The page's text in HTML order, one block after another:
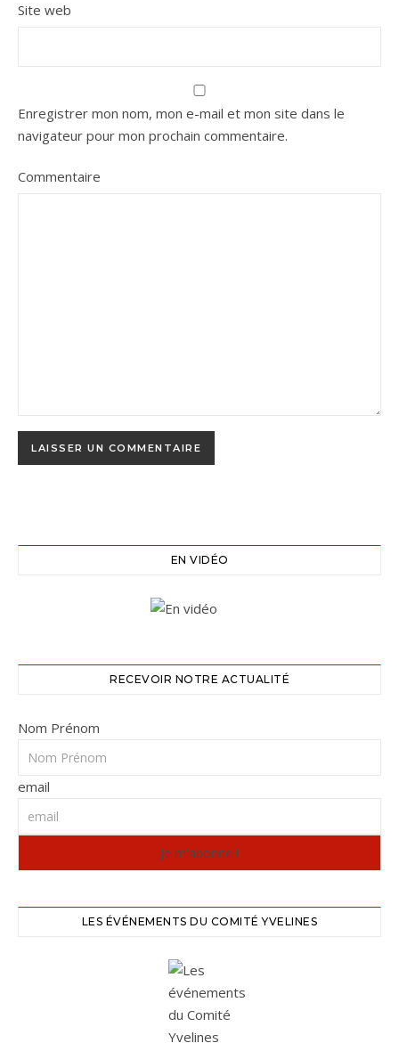
Site web
Enregistrer mon nom, mon e-mail et mon site dans le
navigateur pour mon prochain commentaire.
Commentaire
EN VIDÉO
RECEVOIR NOTRE ACTUALITÉ
Nom Prénom
email
LES ÉVÉNEMENTS DU COMITÉ YVELINES